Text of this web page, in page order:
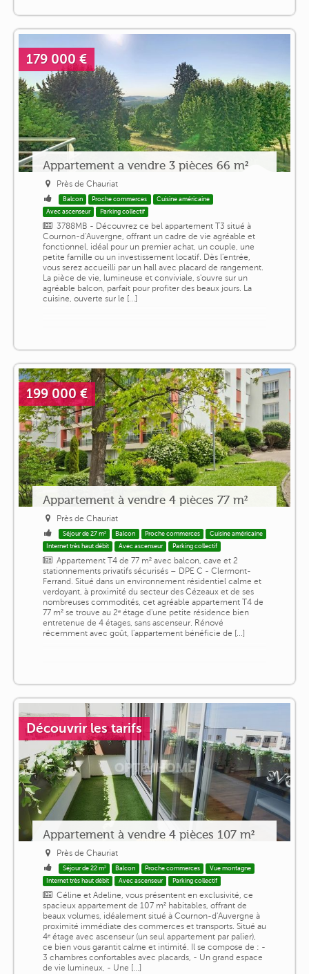
179 000 €
Appartement a vendre 3 pièces 66 m²
Près de Chauriat
Balcon Proche commerces
Cuisine américaine
Avec ascenseur
Parking collectif
3788MB - Découvrez ce bel appartement T3 situé à
Cournon-d'Auvergne, offrant un cadre de vie agréable et
fonctionnel, idéal pour un premier achat, un couple, une
petite famille ou un investissement locatif. Dès l'entrée,
vous serez accueilli par un hall avec placard de rangement.
La pièce de vie, lumineuse et conviviale, s'ouvre sur un
agréable balcon, parfait pour profiter des beaux jours. La
cuisine, ouverte sur le [...]
199 000 €
Appartement à vendre 4 pièces 77 m²
Près de Chauriat
Séjour de 27 m² Balcon Proche commerces
Cuisine américaine
Internet très haut débit
Avec ascenseur Parking collectif
Appartement T4 de 77 m² avec balcon, cave et 2
stationnements privatifs sécurisés – DPE C - Clermont-
Ferrand. Situé dans un environnement résidentiel calme et
verdoyant, à proximité du secteur des Cézeaux et de ses
nombreuses commodités, cet agréable appartement T4 de
77 m² se trouve au 2ᵉ étage d'une petite résidence bien
entretenue de 4 étages, sans ascenseur. Rénové
récemment avec goût, l'appartement bénéficie de [...]
Découvrir les tarifs
Appartement à vendre 4 pièces 107 m²
Près de Chauriat
Séjour de 22 m² Balcon Proche commerces
Vue montagne
Internet très haut débit
Avec ascenseur Parking collectif
Céline et Adeline, vous présentent en exclusivité, ce
spacieux appartement de 107 m² habitables, offrant de
beaux volumes, idéalement situé à Cournon-d'Auvergne à
proximité immédiate des commerces et transports. Situé au
4ᵉ étage avec ascenseur (un seul appartement par palier),
ce bien vous garantit calme et intimité. Il se compose de : -
3 chambres confortables avec placards, - Un grand espace
de vie lumineux, - Une [...]